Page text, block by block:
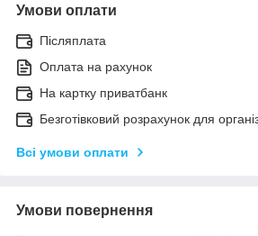
Умови оплати
Післяплата
Оплата на рахунок
На картку приватбанк
Безготівковий розрахунок для
Всі умови оплати
Умови повернення